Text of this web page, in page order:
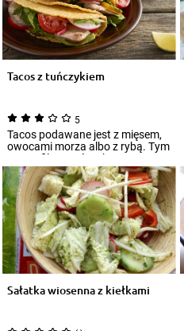
Tacos z tuńczykiem
5
Tacos podawane jest z mięsem,
owocami morza albo z rybą. Tym
razem filet z tuńczyka zagra
główną...
Sałatka wiosenna z kiełkami